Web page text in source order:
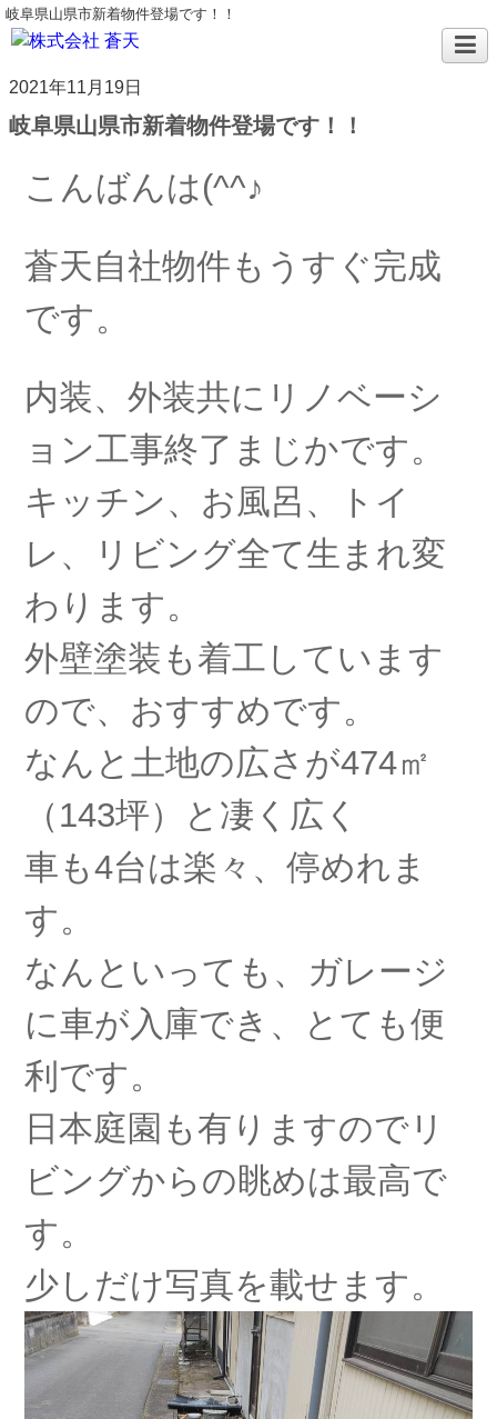
岐阜県山県市新着物件登場です！！
2021年11月19日
岐阜県山県市新着物件登場です！！
こんばんは(^^♪
蒼天自社物件もうすぐ完成
です。
内装、外装共にリノベーシ
ョン工事終了まじかです。
キッチン、お風呂、トイ
レ、リビング全て生まれ変
わります。
外壁塗装も着工しています
ので、おすすめです。
なんと土地の広さが474㎡
（143坪）と凄く広く
車も4台は楽々、停めれま
す。
なんといっても、ガレージ
に車が入庫でき、とても便
利です。
日本庭園も有りますのでリ
ビングからの眺めは最高で
す。
少しだけ写真を載せます。